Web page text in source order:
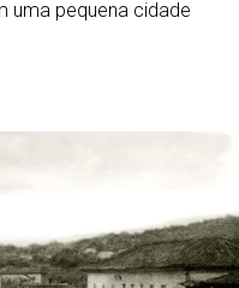
uma pequena cidade